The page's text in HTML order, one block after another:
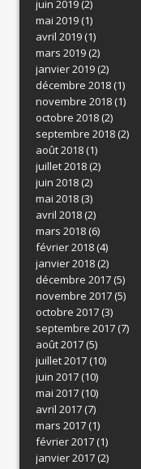
juin 2019(2)
mai 2019(1)
avril 2019(1)
mars 2019(2)
janvier 2019(2)
décembre 2018(1)
novembre 2018(1)
octobre 2018(2)
septembre 2018(2)
août 2018(1)
juillet 2018(2)
juin 2018(2)
mai 2018(3)
avril 2018(2)
mars 2018(6)
février 2018(4)
janvier 2018(2)
décembre 2017(5)
novembre 2017(5)
octobre 2017(3)
septembre 2017(7)
août 2017(5)
juillet 2017(10)
juin 2017(10)
mai 2017(10)
avril 2017(7)
mars 2017(1)
février 2017(1)
janvier 2017(2)